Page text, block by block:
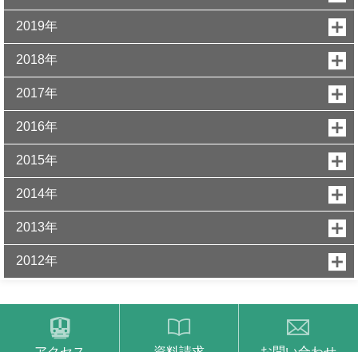
2019年
2018年
2017年
2016年
2015年
2014年
2013年
2012年